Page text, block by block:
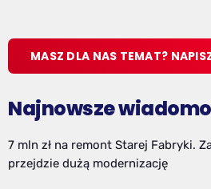
MASZ DLA NAS TEMAT?
Najnowsze
7 mln zł na remont Starej Fabryki.
przejdzie dużą modernizację